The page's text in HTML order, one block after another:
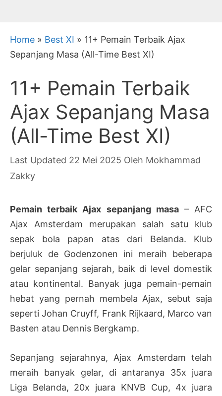
Home » Best XI » 11+ Pemain Terbaik Ajax
Sepanjang Masa (All-Time Best XI)
11+ Pemain Terbaik
Ajax Sepanjang Masa
(All-Time Best XI)
22 Mei 2025 Oleh Mokhammad
Zakky
Pemain terbaik Ajax sepanjang masa– AFC
Ajax Amsterdam merupakan salah satu klub
sepak bola papan atas dari Belanda. Klub
berjuluk de Godenzonen ini meraih beberapa
gelar sepanjang sejarah, baik di level domestik
atau kontinental. Banyak juga pemain-pemain
hebat yang pernah membela Ajax, sebut saja
seperti Johan Cruyff, Frank Rijkaard, Marco van
Basten atau Dennis Bergkamp.
Sepanjang sejarahnya, Ajax Amsterdam telah
meraih banyak gelar, di antaranya 35x juara
Liga Belanda, 20x juara KNVB Cup, 4x juara